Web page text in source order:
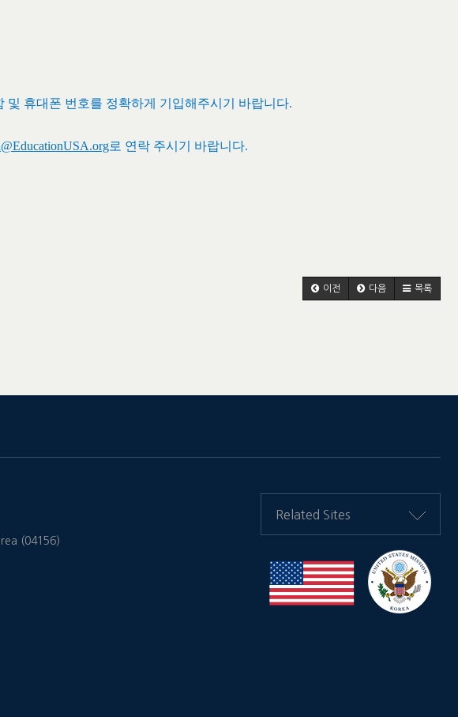
및 휴대폰 번호를 정확하게 기입해주시기 바랍니다.
로 연락 주시기 바랍니다.
이전 다음 목록
(04156)
Related Sites